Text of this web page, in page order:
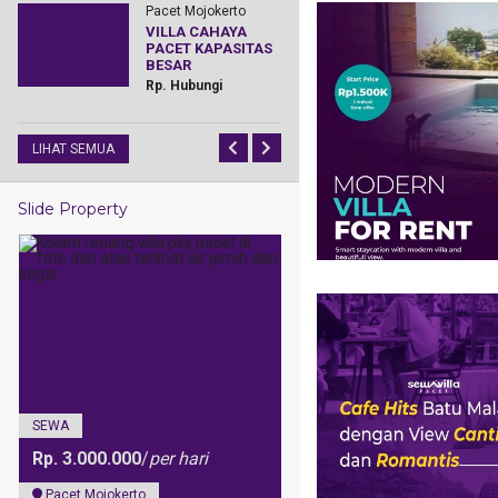
Pacet Mojokerto
VILLA CAHAYA
PACET KAPASITAS
BESAR
Rp. Hubungi
Villa
Pacet
Menghadap
Gunung Dan
Sawah
LIHAT SEMUA
Slide Property
SEWA
Trawas Mojokerto
SEWA
Rp. 3300000/per hari
Pacet Mojokerto